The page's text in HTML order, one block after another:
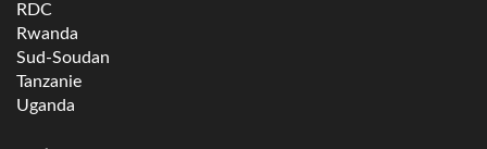
RDC
Rwanda
Sud-Soudan
Tanzanie
Uganda